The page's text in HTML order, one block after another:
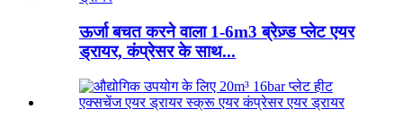
ऊर्जा बचत करने वाला 1-6m3 ब्रेज़्ड प्लेट एयर
ड्रायर, कंप्रेसर के साथ...